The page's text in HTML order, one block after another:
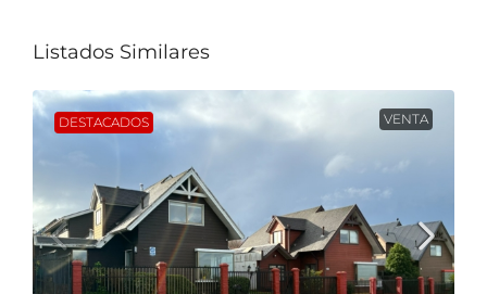
Listados Similares
DESTACADOS VENTA